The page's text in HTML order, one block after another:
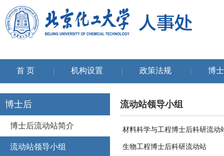
首 页 机构设置 政策法规 博
博士后
博士后流动站简介
流动站领导小组
流动站领导小组
材料科学与工程博士后科研流动
生物工程博士后科研流动站